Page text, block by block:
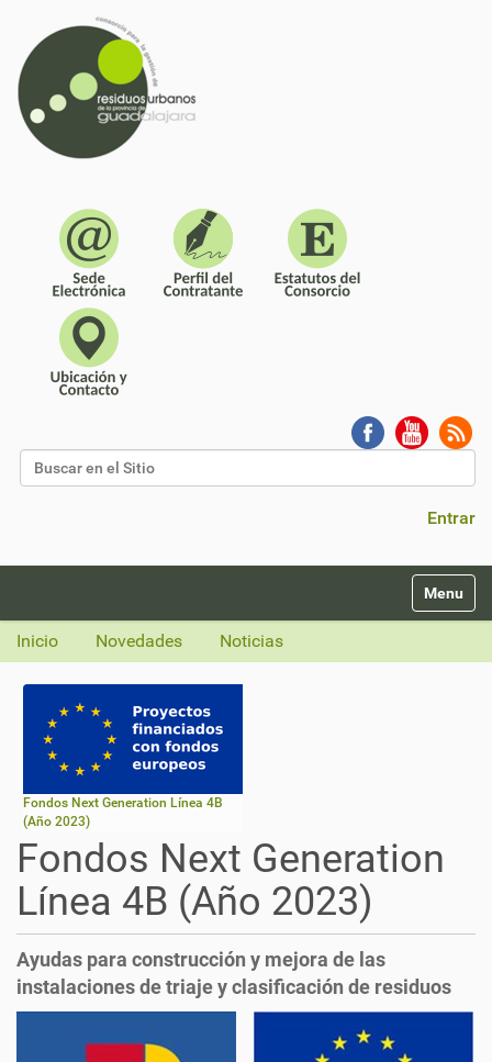
Entrar
v
Toggle
Inicio Novedades Noticias
Fondos Next Generation Línea 4B
(Año 2023)
Fondos Next Generation
Línea 4B (Año 2023)
Ayudas para construcción y mejora de las
instalaciones de triaje y clasificación de residuos